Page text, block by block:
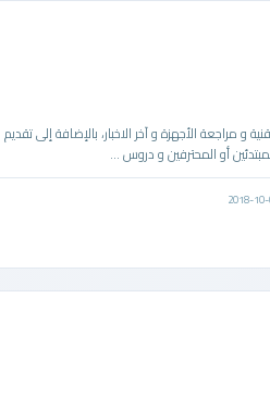
الأجهزة و آخر الاخبار، بالإضافة إلى تقديم
أو المحترفين و دروس ...